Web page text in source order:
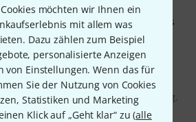
möchten wir Ihnen ein
mit allem was
Dazu zählen zum Beispiel
personalisierte Anzeigen
von Einstellungen. Wenn das für
Sie der Nutzung von Cookies
Statistiken und Marketing
Klick auf „Geht klar“ zu (alle
ich erst, sieht die Ukulele billig aus
gut. Sie sieht aus als wäre sie aus
sie schon mal von meinen
ist sauber verarbeitet und liess sich
Die Saiten lassen sich
haben eine angenehm hellen Klang.